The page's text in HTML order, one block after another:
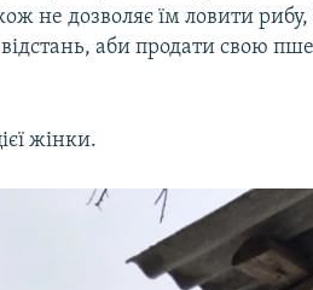
не дозволяє їм ловити
аби продати свою
жінки.